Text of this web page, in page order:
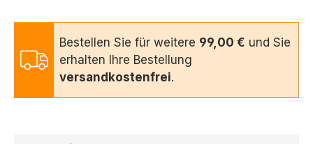
Bestellen Sie für weitere 99,00 € und Sie
erhalten Ihre Bestellung
versandkostenfrei.